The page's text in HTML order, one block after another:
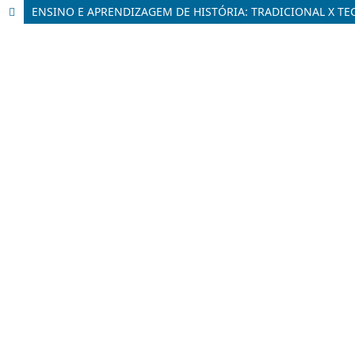
ENSINO E APRENDIZAGEM DE HISTÓRIA: TRADICIONAL X